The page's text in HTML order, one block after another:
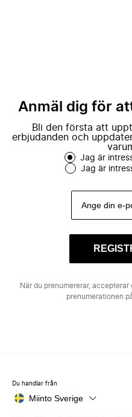
Anmäl dig för
Bli den första att
erbjudanden och
Jag är
Jag är
När du prenumererar, accepterar
prenumerationen
Du handlar från
Miinto Sverige